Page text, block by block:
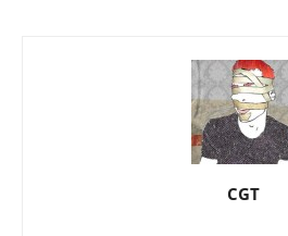
CGT